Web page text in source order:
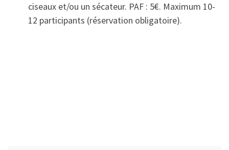
ciseaux et/ou un sécateur. PAF : 5€. Maximum 10-
12 participants (réservation obligatoire).